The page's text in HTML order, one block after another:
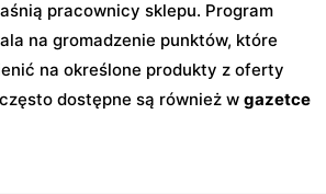
pracownicy sklepu. Program
na gromadzenie punktów, które
na określone produkty z oferty
dostępne są również w gazetce